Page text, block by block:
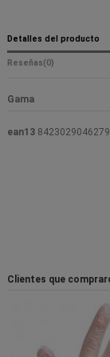
Detalles del producto
Reseñas(0)
Gama
ean13 8423029046279
Clientes que